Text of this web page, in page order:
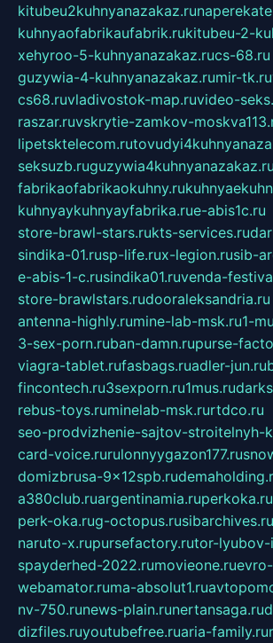
kitubeu2kuhnyanazakaz.ru
kuhnyaofabrikaufabrik.rukitubeu-2-
xehyroo-5-kuhnyanazakaz.rucs-68.ru
guzywia-4-kuhnyanazakaz.rumir-tk.ru
cs68.ruvladivostok-map.ruvideo-
raszar.ruvskrytie-zamkov-
lipetsktelecom.ru
seksuzb.ruguzywia4kuhnyanazakaz.ru
fabrikaofabrikaokuhny.ru
kuhnyaykuhnyayfabrika.rue-abis1c.ru
store-brawl-stars.rukts-services.ru
sindika-01.rusp-life.rux-legion.rusib-
e-abis-1-c.rusindika01.ruvenda-
store-brawlstars.rudooraleksandria.ru
antenna-highly.rumine-lab-msk.ru1-
3-sex-porn.ruban-damn.rupurse-
viagra-tablet.rufasbags.ruadler-jun.ru
fincontech.ru3sexporn.ru1mus.ru
rebus-toys.ruminelab-msk.rurtdco.ru
seo-prodvizhenie-sajtov-stroitelnyh-
card-voice.rurulonnyygazon177.ru
domizbrusa-9x12spb.ru
a380club.ruargentinamia.ruperkoka.ru
perk-oka.rug-octopus.rusibarchives.ru
naruto-x.rupursefactory.rutor-lyubov-
spayderhed-2022.rumovieone.ru
webamator.ruma-absolut1.ru
nv-750.runews-plain.runertansaga.ru
dizfiles.ruyoutubefree.ruaria-family.ru